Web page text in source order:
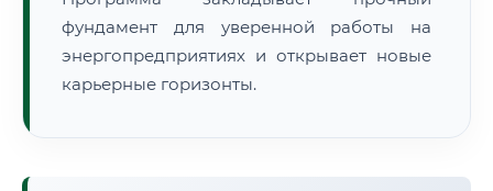
фундамент для уверенной работы на
энергопредприятиях и открывает новые
карьерные горизонты.